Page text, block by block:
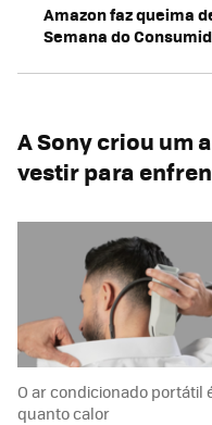
Amazon faz queima
Semana do
A Sony criou um
vestir para
O ar condicionado portátil
quanto calor